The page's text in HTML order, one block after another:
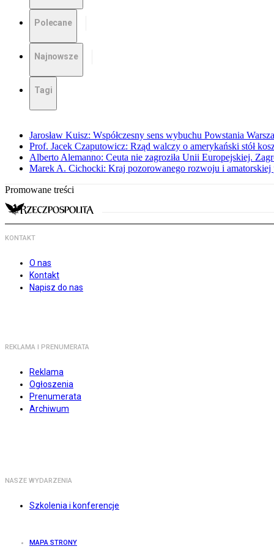
Polecane
Najnowsze
Tagi
Jarosław Kuisz: Współczesny sens wybuchu Powstania
Prof. Jacek Czaputowicz: Rząd walczy o amerykański stół
Alberto Alemanno: Ceuta nie zagroziła Unii Europejskiej.
Marek A. Cichocki: Kraj pozorowanego rozwoju i
Promowane treści
KONTAKT
O nas
Kontakt
Napisz do nas
REKLAMA I PRENUMERATA
Reklama
Ogłoszenia
Prenumerata
Archiwum
NASZE WYDARZENIA
Szkolenia i konferencje
MAPA STRONY